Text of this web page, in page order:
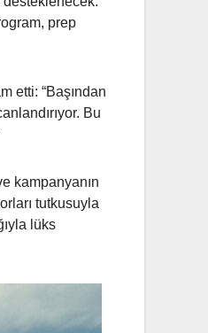
prep
etti: “Başından
Bu
kampanyanın
tutkusuyla
lüks